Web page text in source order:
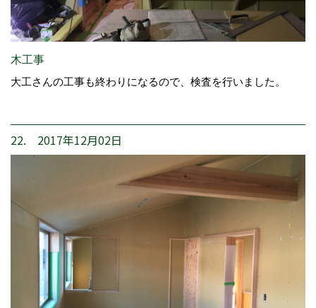
木工事
大工さんの工事も終わりになるので、検査を行いました。
22. 2017年12月02日